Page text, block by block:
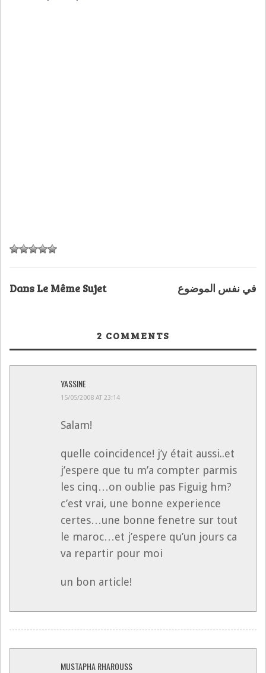
Dans Le Même Sujet في نفس الموضوع
2 COMMENTS
YASSINE
15/05/2008 AT 23:14
Salam!
quelle coincidence! j’y était aussi..et
j’espere que tu m’a compter parmis
les cinq…on oublie pas Figuig hm?
c’est vrai, une bonne experience
certes…une bonne fenetre sur tout
le maroc…et j’espere qu’un jours ca
va repartir pour moi
un bon article!
MUSTAPHA RHAROUSS